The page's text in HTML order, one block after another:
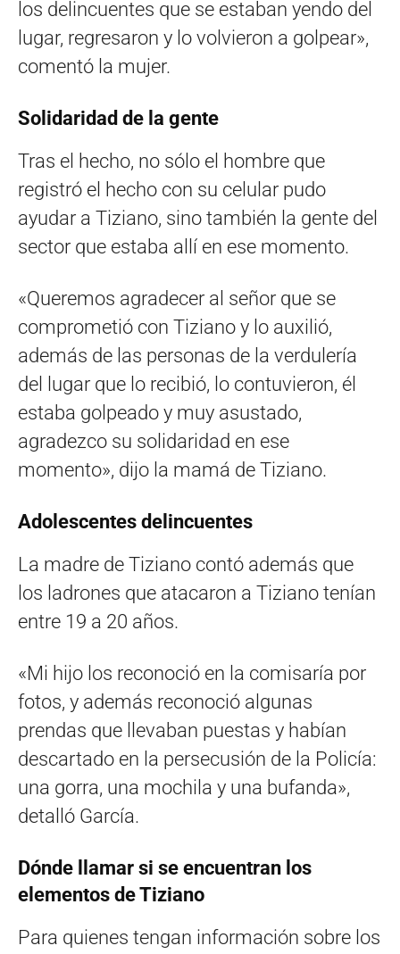
los delincuentes que se estaban yendo del
lugar, regresaron y lo volvieron a golpear»,
comentó la mujer.
Solidaridad de la gente
Tras el hecho, no sólo el hombre que
registró el hecho con su celular pudo
ayudar a Tiziano, sino también la gente del
sector que estaba allí en ese momento.
«Queremos agradecer al señor que se
comprometió con Tiziano y lo auxilió,
además de las personas de la verdulería
del lugar que lo recibió, lo contuvieron, él
estaba golpeado y muy asustado,
agradezco su solidaridad en ese
momento», dijo la mamá de Tiziano.
Adolescentes delincuentes
La madre de Tiziano contó además que
los ladrones que atacaron a Tiziano tenían
entre 19 a 20 años.
«Mi hijo los reconoció en la comisaría por
fotos, y además reconoció algunas
prendas que llevaban puestas y habían
descartado en la persecusión de la Policía:
una gorra, una mochila y una bufanda»,
detalló García.
Dónde llamar si se encuentran los
elementos de Tiziano
Para quienes tengan información sobre los